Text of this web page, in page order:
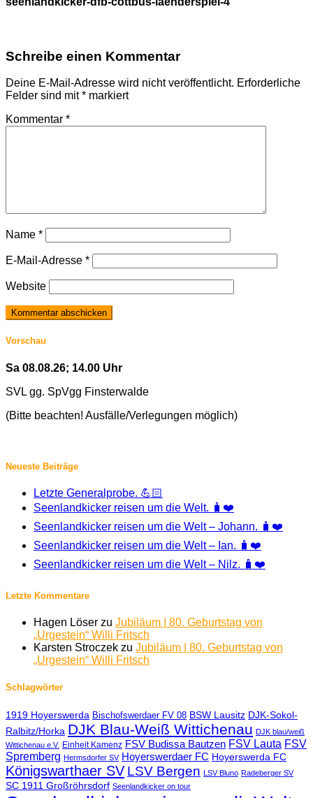
Schreibe einen Kommentar
Deine E-Mail-Adresse wird nicht veröffentlicht. Erforderliche
Felder sind mit* markiert
Kommentar *
Name *
E-Mail-Adresse *
Website
Vorschau
Sa 08.08.26; 14.00 Uhr
SVL gg. SpVgg Finsterwalde
(Bitte beachten! Ausfälle/Verlegungen möglich)
Neueste Beiträge
Letzte Generalprobe. 💪🏻
Seenlandkicker reisen um die Welt. 🧳❤️
Seenlandkicker reisen um die Welt – Johann. 🧳❤️
Seenlandkicker reisen um die Welt – Ian. 🧳❤️
Seenlandkicker reisen um die Welt – Nilz. 🧳❤️
Letzte Kommentare
Hagen Löser zu Jubiläum | 80. Geburtstag von
„Urgestein“ Willi Fritsch
Karsten Stroczek zu Jubiläum | 80. Geburtstag von
„Urgestein“ Willi Fritsch
Schlagwörter
1919 Hoyerswerda Bischofswerdaer FV 08 BSW Lausitz DJK-Sokol-
Ralbitz/Horka DJK Blau-Weiß Wittichenau DJK blau/weiß
Wittichenau e.V. Einheit Kamenz FSV Budissa Bautzen FSV Lauta FSV
Spremberg Hermsdorfer SV Hoyerswerdaer FC Hoyerswerda FC
Königswarthaer SV LSV Bergen LSV Bluno Radeberger SV
SC 1911 Großröhrsdorf Seenlandkicker on tour